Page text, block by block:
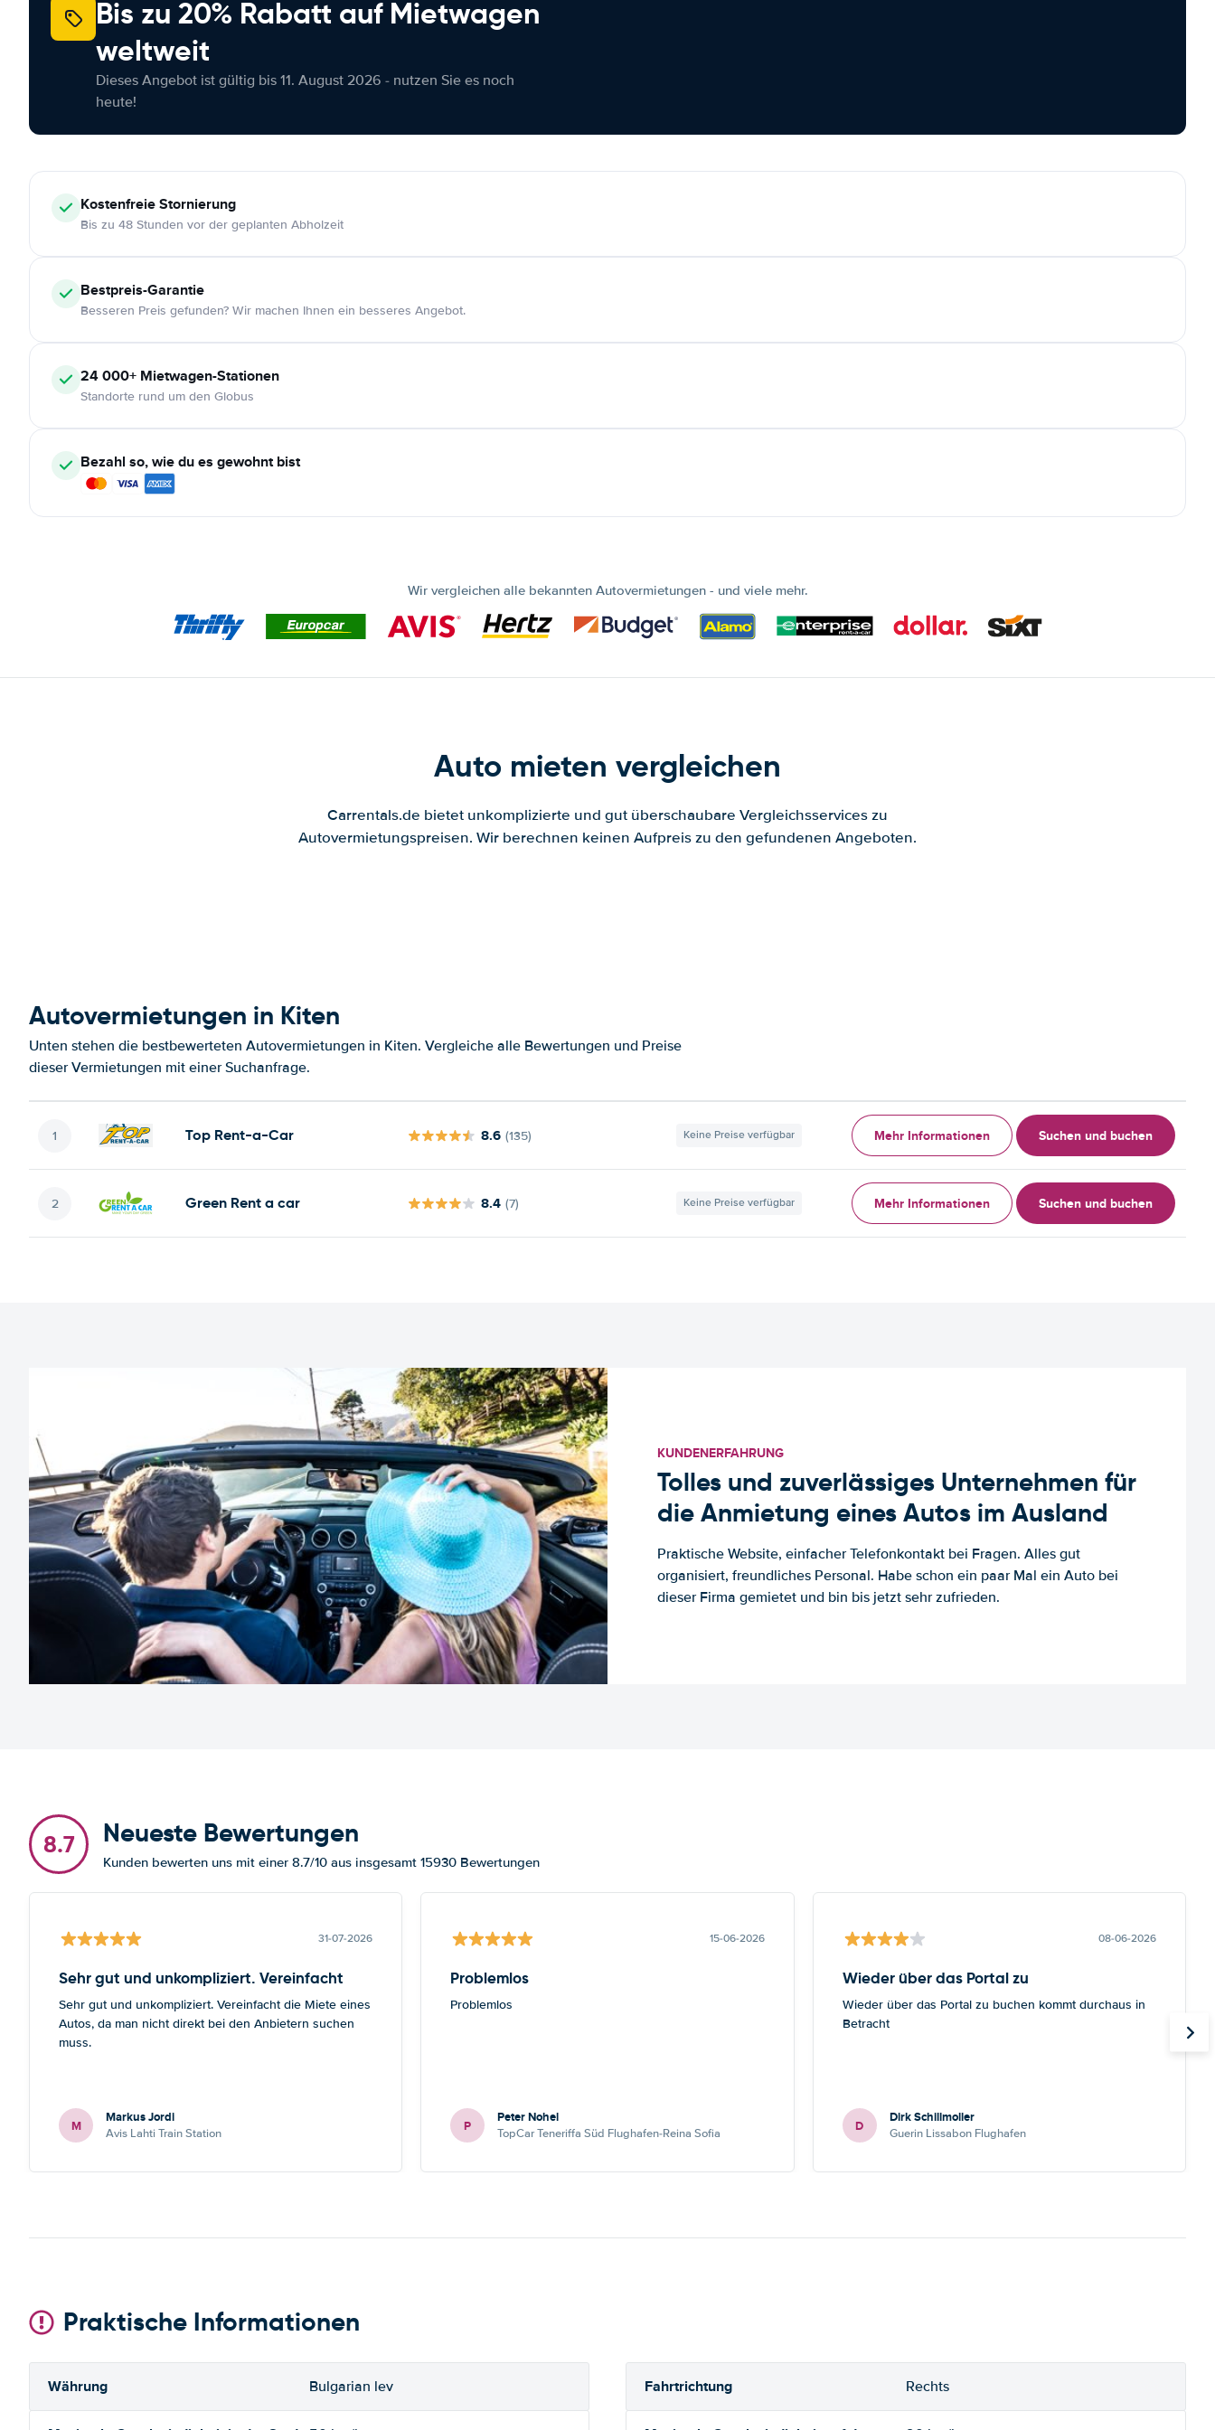
Bis zu 20% Rabatt auf Mietwagen
weltweit
Dieses Angebot ist gültig bis 11. August 2026 - nutzen Sie es noch
heute!
KostenfreieStornierung
Bis zu 48 Stunden vor der geplanten Abholzeit
Bestpreis-Garantie
Besseren Preis gefunden? Wir machen Ihnen ein besseres Angebot.
24 000+ Mietwagen-Stationen
Standorte rund um den Globus
Bezahl so, wie du es gewohnt bist
Wir vergleichen alle bekannten Autovermietungen - und viele mehr.
Auto mieten vergleichen
Carrentals.de bietet unkomplizierte und gut überschaubare Vergleichsservices zu
Autovermietungspreisen. Wir berechnen keinen Aufpreis zu den gefundenen Angeboten.
Autovermietungen in Kiten
Unten stehen die bestbewerteten Autovermietungen in Kiten. Vergleiche alle Bewertungen und Preise
dieser Vermietungen mit einer Suchanfrage.
Top Rent-a-Car 8.6 (135) Keine Preise verfügbar Mehr Informationen Suchen und buchen
Green Rent a car 8.4 (7) Keine Preise verfügbar Mehr Informationen Suchen und buchen
KUNDENERFAHRUNG
Tolles und zuverlässiges Unternehmen für
die Anmietung eines Autos im Ausland
Praktische Website, einfacher Telefonkontakt bei Fragen. Alles gut
organisiert, freundliches Personal. Habe schon ein paar Mal ein Auto bei
dieser Firma gemietet und bin bis jetzt sehr zufrieden.
8.7 Neueste Bewertungen
Kunden bewerten uns mit einer 8.7/10 aus insgesamt 15930 Bewertungen
31-07-2026
Sehr gut und unkompliziert. Vereinfacht
Sehr gut und unkompliziert. Vereinfacht die Miete eines
Autos, da man nicht direkt bei den Anbietern suchen
muss.
M Markus Jordi
Avis Lahti Train Station
15-06-2026
Problemlos
Problemlos
P Peter Nohel
TopCar Teneriffa Süd Flughafen-Reina Sofia
08-06-2026
Wieder über das Portal zu
Wieder über das Portal zu buchen kommt durchaus in
Betracht
D Dirk Schillmoller
Guerin Lissabon Flughafen
Praktische Informationen
Währung Bulgarian lev Fahrtrichtung Rechts